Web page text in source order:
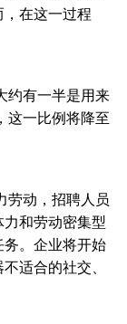
在这一过程
有一半是用来
这一比例将降至
动，招聘人员
和劳动密集型
。企业将开始
适合的社交、